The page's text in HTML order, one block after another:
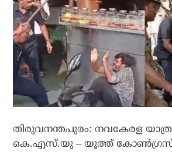
തിരുവനന്തപുരം: നവകേരള
കെ.എസ്.യു – യൂത്ത് കോണ്‍ഗ്രസ്